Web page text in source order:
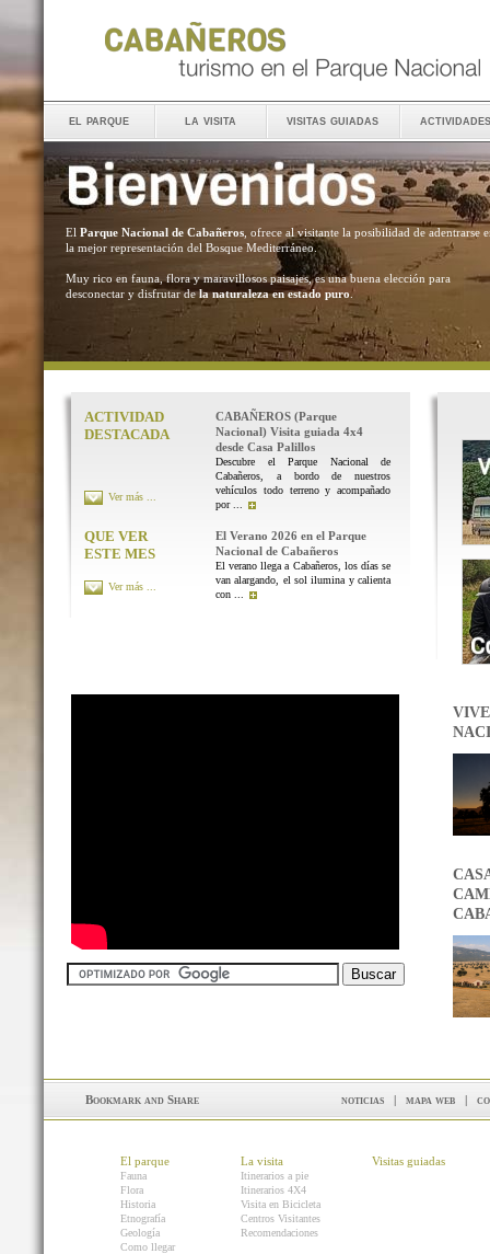
el parque la visita visitas guiadas actividades
El Parque Nacional de Cabañeros , ofrece al visitante la posibilidad de adentrarse
la mejor representación del Bosque Mediterráneo.
Muy rico en fauna, flora y maravillosos paisajes, es una buena elección para
desconectar y disfrutar dela naturaleza en estado puro .
ACTIVIDAD
DESTACADA
CABAÑEROS (Parque
Nacional) Visita guiada 4x4
desde Casa Palillos
Descubre el Parque Nacional de
Cabañeros, a bordo de nuestros
vehículos todo terreno y acompañado
por ...
Ver más ...
QUE VER
ESTE MES
El Verano 2026 en el Parque
Nacional de Cabañeros
El verano llega a Cabañeros, los días se
van alargando, el sol ilumina y calienta
con ...
Ver más ...
noticias | mapa web |
El parque
Fauna
Flora
Historia
Etnografía
Geología
Como llegar
La visita
Itinerarios a pie
Itinerarios 4X4
Visita en Bicicleta
Centros Visitantes
Recomendaciones
Visitas guiadas